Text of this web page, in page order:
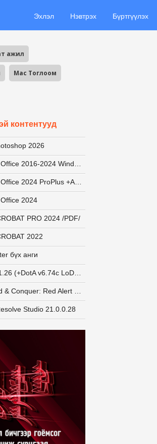
Эхлэл Нэвтрэх Бүртгүүлэх
ажил
Mac Тоглоом
контентууд
2026
2024
PRO 2024 /PDF/
2022
бүх анги
Studio 21.0.0.28